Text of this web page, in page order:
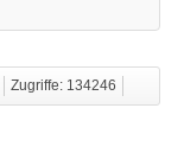
Zugriffe: 134246